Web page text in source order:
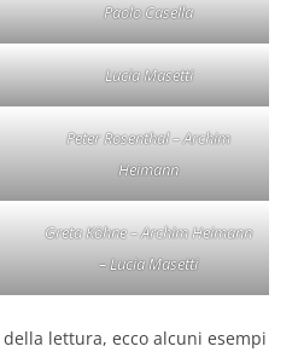
Paolo Casella
Lucia Masetti
Peter Rosenthal – Archim
Heimann
Greta Köhne – Archim Heimann
– Lucia Masetti
lettura, ecco alcuni esempi